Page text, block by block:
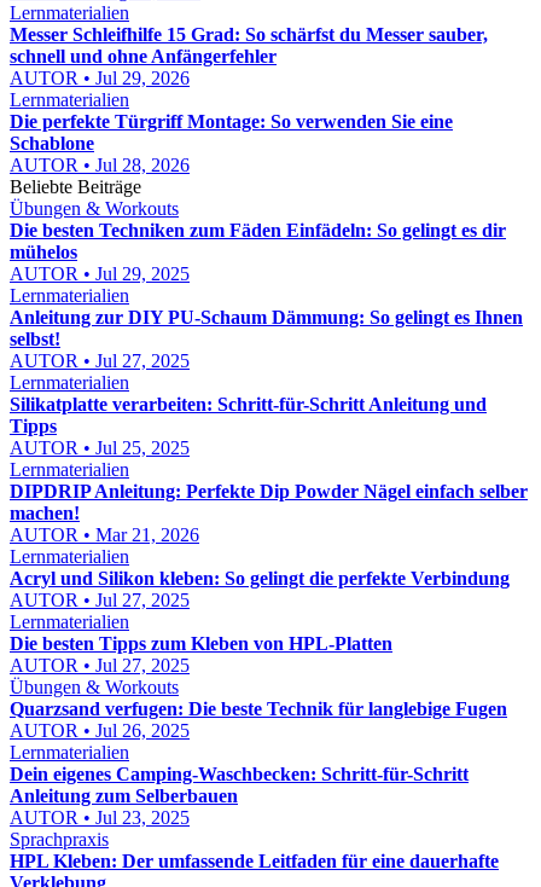
Lernmaterialien
Messer Schleifhilfe 15 Grad: So schärfst du Messer sauber,
schnell und ohne Anfängerfehler
AUTOR • Jul 29, 2026
Lernmaterialien
Die perfekte Türgriff Montage: So verwenden Sie eine
Schablone
AUTOR • Jul 28, 2026
Beliebte Beiträge
Übungen & Workouts
Die besten Techniken zum Fäden Einfädeln: So gelingt es dir
mühelos
AUTOR • Jul 29, 2025
Lernmaterialien
Anleitung zur DIY PU-Schaum Dämmung: So gelingt es Ihnen
selbst!
AUTOR • Jul 27, 2025
Lernmaterialien
Silikatplatte verarbeiten: Schritt-für-Schritt Anleitung und
Tipps
AUTOR • Jul 25, 2025
Lernmaterialien
DIPDRIP Anleitung: Perfekte Dip Powder Nägel einfach selber
machen!
AUTOR • Mar 21, 2026
Lernmaterialien
Acryl und Silikon kleben: So gelingt die perfekte Verbindung
AUTOR • Jul 27, 2025
Lernmaterialien
Die besten Tipps zum Kleben von HPL-Platten
AUTOR • Jul 27, 2025
Übungen & Workouts
Quarzsand verfugen: Die beste Technik für langlebige Fugen
AUTOR • Jul 26, 2025
Lernmaterialien
Dein eigenes Camping-Waschbecken: Schritt-für-Schritt
Anleitung zum Selberbauen
AUTOR • Jul 23, 2025
Sprachpraxis
HPL Kleben: Der umfassende Leitfaden für eine dauerhafte
Verklebung